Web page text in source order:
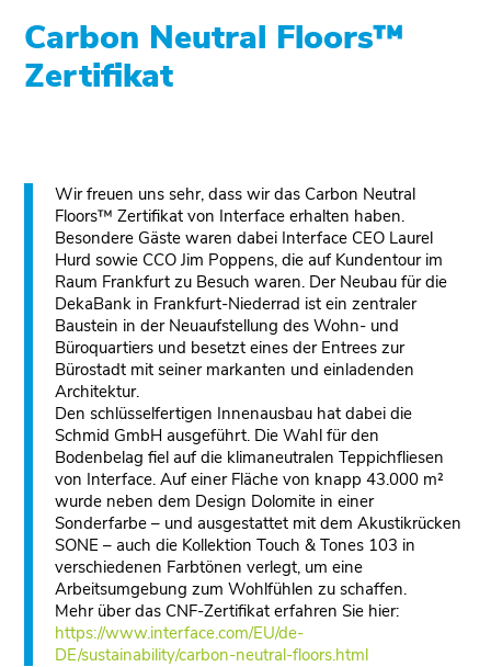
Carbon Neutral Floors™
Zertifikat
Wir freuen uns sehr, dass wir das Carbon Neutral
Floors™ Zertifikat von Interface erhalten haben.
Besondere Gäste waren dabei Interface CEO Laurel
Hurd sowie CCO Jim Poppens, die auf Kundentour im
Raum Frankfurt zu Besuch waren. Der Neubau für die
DekaBank in Frankfurt-Niederrad ist ein zentraler
Baustein in der Neuaufstellung des Wohn- und
Büroquartiers und besetzt eines der Entrees zur
Bürostadt mit seiner markanten und einladenden
Architektur.
Den schlüsselfertigen Innenausbau hat dabei die
Schmid GmbH ausgeführt. Die Wahl für den
Bodenbelag fiel auf die klimaneutralen Teppichfliesen
von Interface. Auf einer Fläche von knapp 43.000 m²
wurde neben dem Design Dolomite in einer
Sonderfarbe – und ausgestattet mit dem Akustikrücken
SONE – auch die Kollektion Touch & Tones 103 in
verschiedenen Farbtönen verlegt, um eine
Arbeitsumgebung zum Wohlfühlen zu schaffen.
Mehr über das CNF-Zertifikat erfahren Sie hier:
https://www.interface.com/EU/de-
DE/sustainability/carbon-neutral-floors.html